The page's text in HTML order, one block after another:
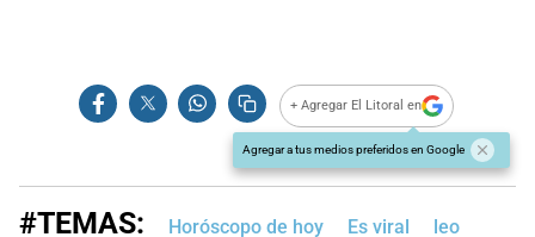
+ Agregar El Litoral en
Agregar a tus medios preferidos en Google
#TEMAS: Horóscopo de hoy Es viral leo